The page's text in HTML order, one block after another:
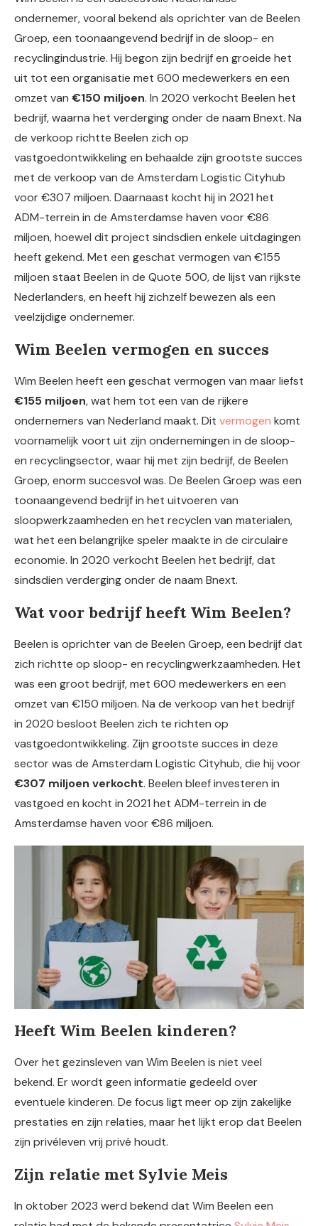
ondernemer, vooral bekend als oprichter van de Beelen
Groep, een toonaangevend bedrijf in de sloop- en
recyclingindustrie. Hij begon zijn bedrijf en groeide het
uit tot een organisatie met 600 medewerkers en een
omzet van €150 miljoen. In 2020 verkocht Beelen het
bedrijf, waarna het verderging onder de naam Bnext. Na
de verkoop richtte Beelen zich op
vastgoedontwikkeling en behaalde zijn grootste succes
met de verkoop van de Amsterdam Logistic Cityhub
voor €307 miljoen. Daarnaast kocht hij in 2021 het
ADM-terrein in de Amsterdamse haven voor €86
miljoen, hoewel dit project sindsdien enkele uitdagingen
heeft gekend. Met een geschat vermogen van €155
miljoen staat Beelen in de Quote 500, de lijst van rijkste
Nederlanders, en heeft hij zichzelf bewezen als een
veelzijdige ondernemer.
Wim Beelen vermogen en succes
Wim Beelen heeft een geschat vermogen van maar liefst
€155 miljoen, wat hem tot een van de rijkere
ondernemers van Nederland maakt. Dit vermogen komt
voornamelijk voort uit zijn ondernemingen in de sloop-
en recyclingsector, waar hij met zijn bedrijf, de Beelen
Groep, enorm succesvol was. De Beelen Groep was een
toonaangevend bedrijf in het uitvoeren van
sloopwerkzaamheden en het recyclen van materialen,
wat het een belangrijke speler maakte in de circulaire
economie. In 2020 verkocht Beelen het bedrijf, dat
sindsdien verderging onder de naam Bnext.
Wat voor bedrijf heeft Wim Beelen?
Beelen is oprichter van de Beelen Groep, een bedrijf dat
zich richtte op sloop- en recyclingwerkzaamheden. Het
was een groot bedrijf, met 600 medewerkers en een
omzet van €150 miljoen. Na de verkoop van het bedrijf
in 2020 besloot Beelen zich te richten op
vastgoedontwikkeling. Zijn grootste succes in deze
sector was de Amsterdam Logistic Cityhub, die hij voor
€307 miljoen verkocht. Beelen bleef investeren in
vastgoed en kocht in 2021 het ADM-terrein in de
Amsterdamse haven voor €86 miljoen.
Heeft Wim Beelen kinderen?
Over het gezinsleven van Wim Beelen is niet veel
bekend. Er wordt geen informatie gedeeld over
eventuele kinderen. De focus ligt meer op zijn zakelijke
prestaties en zijn relaties, maar het lijkt erop dat Beelen
zijn privéleven vrij privé houdt.
Zijn relatie met Sylvie Meis
In oktober 2023 werd bekend dat Wim Beelen een